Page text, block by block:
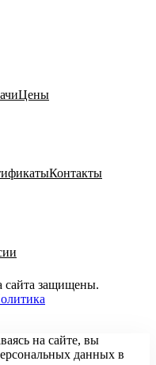
Цены
Контакты
защищены.
на сайте, вы
данных в